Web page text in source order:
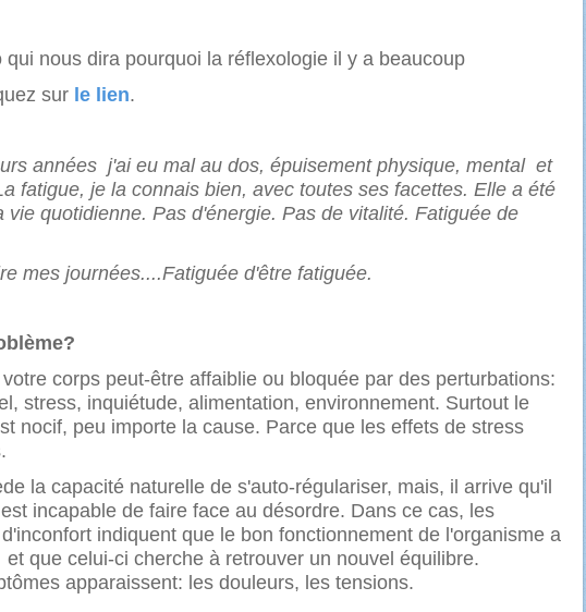
qui nous dira pourquoi la réflexologie il y a beaucoup
sur le lien.
années j'ai eu mal au dos, épuisement physique, mental et
fatigue, je la connais bien, avec toutes ses facettes. Elle a été
vie quotidienne. Pas d'énergie. Pas de vitalité. Fatiguée de
mes journées....Fatiguée d'être fatiguée.
corps peut-être affaiblie ou bloquée par des perturbations:
stress, inquiétude, alimentation, environnement. Surtout le
nocif, peu importe la cause. Parce que les effets de stress
la capacité naturelle de s'auto-régulariser, mais, il arrive qu'il
incapable de faire face au désordre. Dans ce cas, les
indiquent que le bon fonctionnement de l'organisme a
que celui-ci cherche à retrouver un nouvel équilibre.
apparaissent: les douleurs, les tensions.